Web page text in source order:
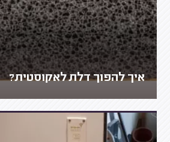
איך להפוך דלת לאקוסטית?